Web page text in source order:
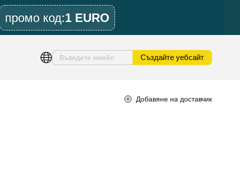
промо код:1 EURO
Създайте уебсайт
Добавяне на доставчик